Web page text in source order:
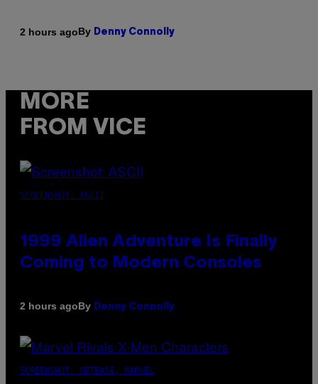
2 hours agoBy Denny Connolly
MORE
FROM VICE
SCREENSHOT: ASCII
1999 Alien Adventure Is Finally
Coming to Modern Consoles
2 hours agoBy Denny Connolly
SCREENSHOT: NETEASE, MARVEL